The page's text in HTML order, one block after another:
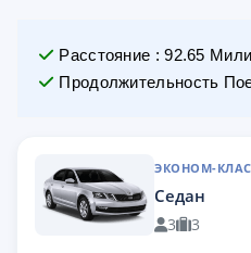
Расстояние :92.65 Мили
Продолжительность
ЭКОНОМ-
Седан
3 3